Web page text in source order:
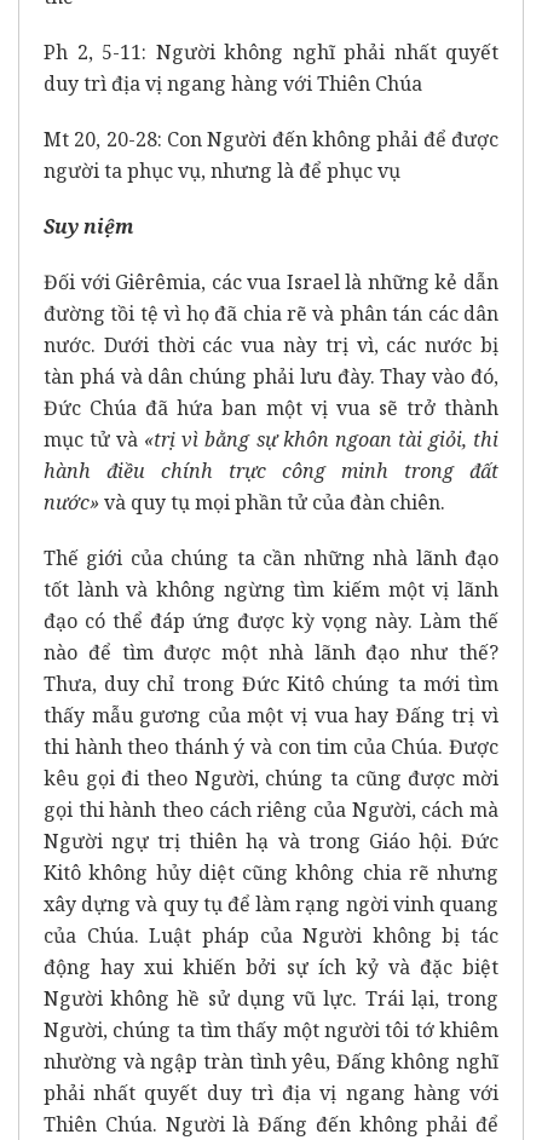
Ph 2, 5-11: Người không nghĩ phải nhất quyết
duy trì địa vị ngang hàng với Thiên Chúa
Mt 20, 20-28: Con Người đến không phải để được
người ta phục vụ, nhưng là để phục vụ
Suy niệm
Đối với Giêrêmia, các vua Israel là những kẻ dẫn
đường tồi tệ vì họ đã chia rẽ và phân tán các dân
nước. Dưới thời các vua này trị vì, các nước bị
tàn phá và dân chúng phải lưu đày. Thay vào đó,
Đức Chúa đã hứa ban một vị vua sẽ trở thành
mục tử và «trị vì bằng sự khôn ngoan tài giỏi, thi
hành điều chính trực công minh trong đất
nước»và quy tụ mọi phần tử của đàn chiên.
Thế giới của chúng ta cần những nhà lãnh đạo
tốt lành và không ngừng tìm kiếm một vị lãnh
đạo có thể đáp ứng được kỳ vọng này. Làm thế
nào để tìm được một nhà lãnh đạo như thế?
Thưa, duy chỉ trong Đức Kitô chúng ta mới tìm
thấy mẫu gương của một vị vua hay Đấng trị vì
thi hành theo thánh ý và con tim của Chúa. Được
kêu gọi đi theo Người, chúng ta cũng được mời
gọi thi hành theo cách riêng của Người, cách mà
Người ngự trị thiên hạ và trong Giáo hội. Đức
Kitô không hủy diệt cũng không chia rẽ nhưng
xây dựng và quy tụ để làm rạng ngời vinh quang
của Chúa. Luật pháp của Người không bị tác
động hay xui khiến bởi sự ích kỷ và đặc biệt
Người không hề sử dụng vũ lực. Trái lại, trong
Người, chúng ta tìm thấy một người tôi tớ khiêm
nhường và ngập tràn tình yêu, Đấng không nghĩ
phải nhất quyết duy trì địa vị ngang hàng với
Thiên Chúa. Người là Đấng đến không phải để